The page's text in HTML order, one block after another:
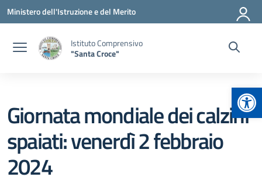
Vai ai contenuti
Vai al menu di navigazione
Vai al footer
Ministero dell'Istruzione e del Merito
Istituto Comprensivo
"Santa Croce"
Giornata mondiale dei calzini
spaiati: venerdì 2 febbraio
2024